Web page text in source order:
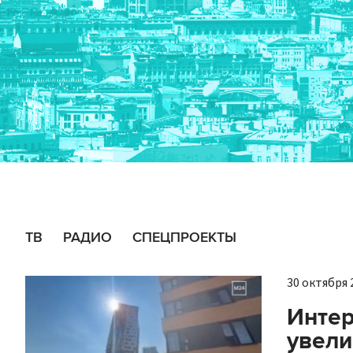
ТВ РАДИО СПЕЦПРОЕКТЫ
30 октября